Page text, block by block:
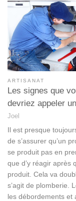
ARTISANAT
Les signes que
devriez appeler
Joel
Il est presque
de s’assurer qu’un
se produit pas en
que d’y réagir après
produit. Cela va
s’agit de plomberie.
les débordements et